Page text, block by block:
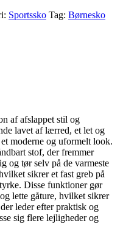
Sportssko Tag: Børnesko
af afslappet stil og
lavet af lærred, et let og
moderne og uformelt look.
stof, der fremmer
og tør selv på de varmeste
sikrer et fast greb på
Disse funktioner gør
lette gåture, hvilket sikrer
leder efter praktisk og
sig flere lejligheder og